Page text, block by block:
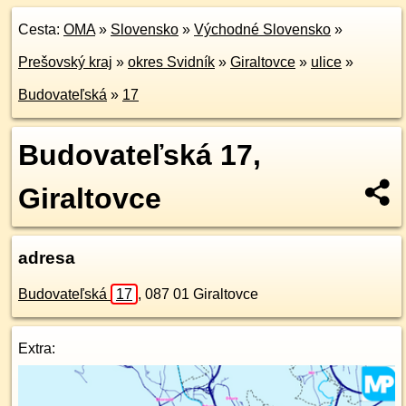
Cesta: OMA» Slovensko » Východné Slovensko »
Prešovský kraj » okres Svidník » Giraltovce » ulice »
Budovateľská » 17
Budovateľská 17,
Giraltovce
adresa
Budovateľská 17 , 087 01 Giraltovce
Extra: